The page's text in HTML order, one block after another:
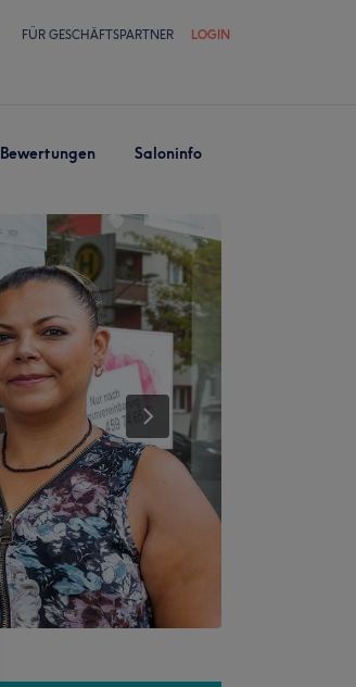
FÜR GESCHÄFTSPARTNER LOGIN
Bewertungen Saloninfo